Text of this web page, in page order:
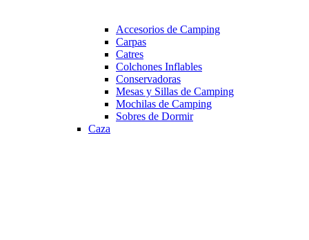
Accesorios de Camping
Carpas
Catres
Colchones Inflables
Conservadoras
Mesas y Sillas de Camping
Mochilas de Camping
Sobres de Dormir
Caza